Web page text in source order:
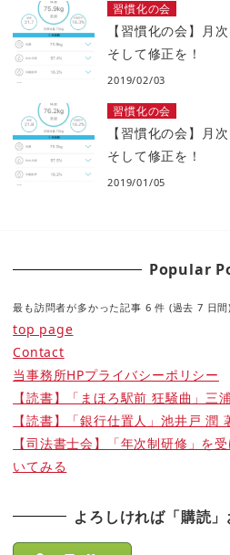
習慣化の会
【習慣化の会】月
そして修正を！
2019/02/03
習慣化の会
【習慣化の会】月
そして修正を！
2019/01/05
Popular
最も訪問者が多かった記事 6 件 (過去 7 日間)
top page
Contact
当事務所HPプライバシーポリシー
【読書】「まほろ駅前 狂騒曲」三
【読書】「銀行仕置人」池井戸 潤
【司法書士会】「年次制研修」を
いてみる
よろしければ「購読」